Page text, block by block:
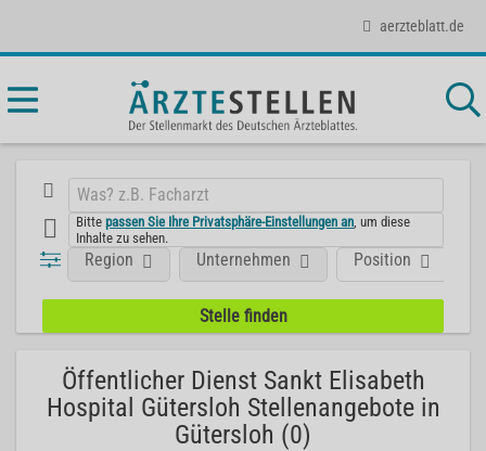
aerzteblatt.de
Bittepassen Sie Ihre Privatsphäre-Einstellungen an , um diese
Inhalte zu sehen.
Position
Region Unternehmen
Öffentlicher Dienst Sankt Elisabeth
Hospital Gütersloh Stellenangebote in
Gütersloh (0)